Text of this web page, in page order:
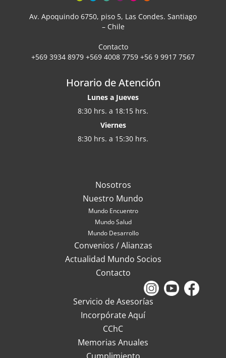
Av. Apoquindo 6750, piso 5, Las Condes. Santiago
– Chile
Contacto
+569 3934 8979 +569 4008 7759 +56 9 9917 7567
Horario de Atención
Lunes a Jueves
8:30 hrs. a 18:15 hrs.
Viernes
8:30 hrs. a 15:30 hrs.
Nosotros
Nuestro Mundo
Mundo Encuentro
Mundo Salud
Mundo Desarrollo
Convenios / Alianzas
Actualidad Mundo Socios
Contacto
Servicio de Asesorías
Incorpórate Aquí
CChC
Memorias Anuales